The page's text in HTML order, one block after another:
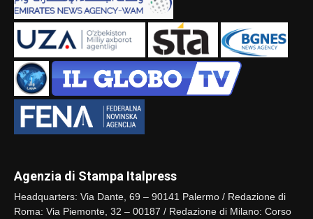
Agenzia di Stampa Italpress
Headquarters: Via Dante, 69 – 90141 Palermo / Redazione di
Roma: Via Piemonte, 32 – 00187 / Redazione di Milano: Corso